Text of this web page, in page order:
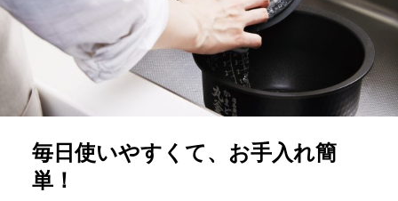
毎日使いやすくて、お手入れ簡
単！